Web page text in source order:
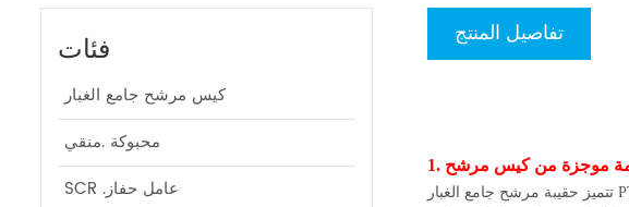
فئات
كيس مرشح جامع الغبار
محبوكة .منقي
SCR .عامل حفاز
تفاصيل المنتج
موجزة من
تتميز حقيبة مرشح جامع الغبار PTFE بكفاءة ترشيح ممتازة ، وضغط تفاضلي منخفض ومستقر ، وسهولة التنظيف ، وفي ظل نفس الظروف ، تكون حياتها أطول